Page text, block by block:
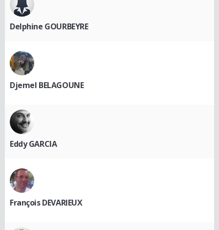
Delphine GOURBEYRE
Djemel BELAGOUNE
Eddy GARCIA
François DEVARIEUX